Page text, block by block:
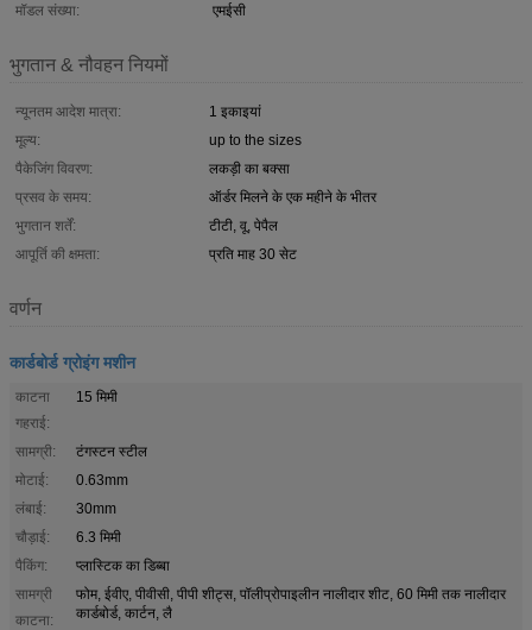
मॉडल संख्या:
एमईसी
भुगतान & नौवहन नियमों
न्यूनतम आदेश मात्रा:
1 इकाइयां
मूल्य:
up to the sizes
पैकेजिंग विवरण:
लकड़ी का बक्सा
प्रसव के समय:
ऑर्डर मिलने के एक महीने के भीतर
भुगतान शर्तें:
टीटी, वू, पेपैल
आपूर्ति की क्षमता:
प्रति माह 30 सेट
वर्णन
कार्डबोर्ड ग्रोइंग मशीन
काटना
गहराई:
15 मिमी
सामग्री:
टंगस्टन स्टील
मोटाई:
0.63mm
लंबाई:
30mm
चौड़ाई:
6.3 मिमी
पैकिंग:
प्लास्टिक का डिब्बा
सामग्री
काटना:
फोम, ईवीए, पीवीसी, पीपी शीट्स, पॉलीप्रोपाइलीन नालीदार शीट, 60 मिमी तक नालीदार
कार्डबोर्ड, कार्टन, लै